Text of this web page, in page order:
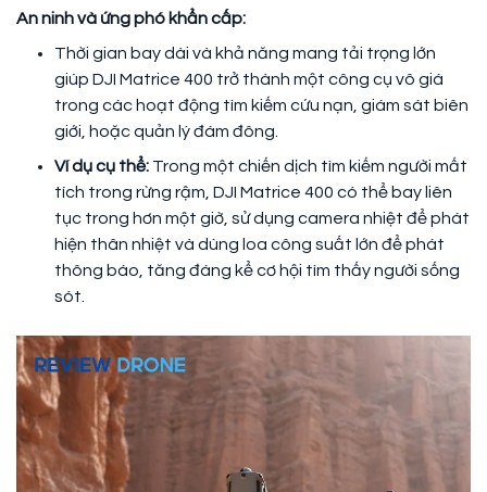
An ninh và ứng phó khẩn cấp:
Thời gian bay dài và khả năng mang tải trọng lớn
giúp DJI Matrice 400 trở thành một công cụ vô giá
trong các hoạt động tìm kiếm cứu nạn, giám sát biên
giới, hoặc quản lý đám đông.
Ví dụ cụ thể: Trong một chiến dịch tìm kiếm người mất
tích trong rừng rậm, DJI Matrice 400 có thể bay liên
tục trong hơn một giờ, sử dụng camera nhiệt để phát
hiện thân nhiệt và dùng loa công suất lớn để phát
thông báo, tăng đáng kể cơ hội tìm thấy người sống
sót.